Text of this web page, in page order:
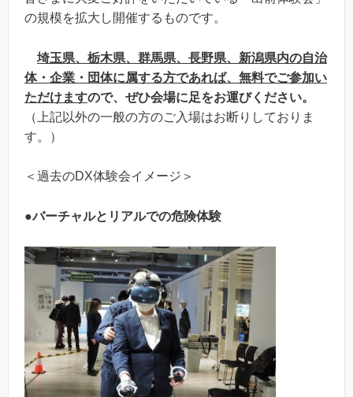
の規模を拡大し開催するものです。
埼玉県、栃木県、群馬県、長野県、新潟県内の自治
体・企業・団体に属する方であれば、無料でご参加い
ただけますので、ぜひ会場に足をお運びください。
（上記以外の一般の方のご入場はお断りしておりま
す。）
＜過去のDX体験会イメージ＞
●バーチャルとリアルでの危険体験